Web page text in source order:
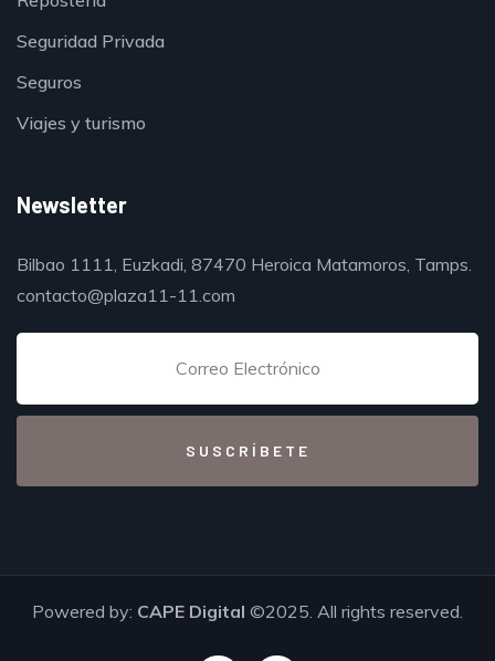
Seguridad Privada
Seguros
Viajes y turismo
Newsletter
Bilbao 1111, Euzkadi, 87470 Heroica Matamoros, Tamps.
contacto@plaza11-11.com
Powered by: CAPE Digital ©2025. All rights reserved.